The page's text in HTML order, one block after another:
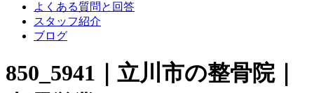
よくある質問と回答
スタッフ紹介
ブログ
850_5941｜立川市の整骨院｜